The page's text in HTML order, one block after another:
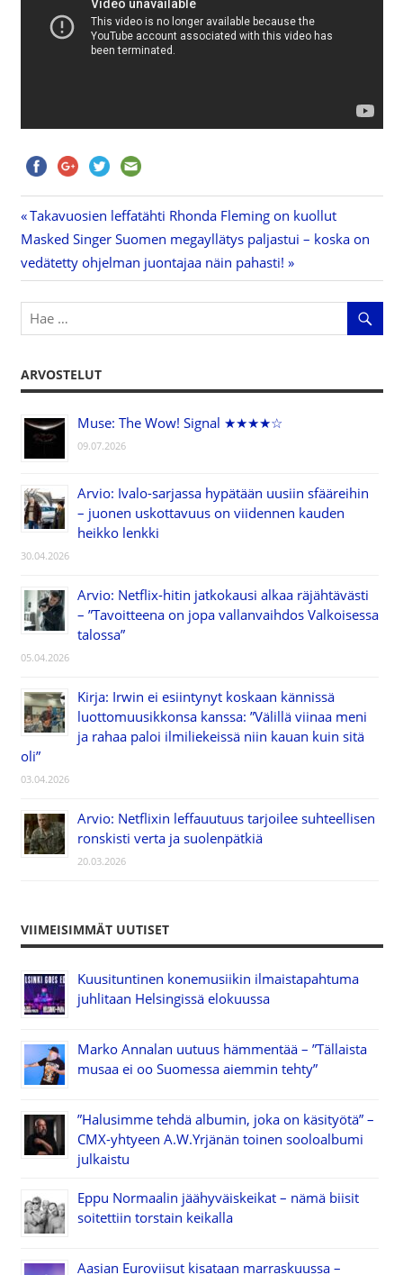
Artikkelien
selaus
Previous
Post:
Takavuosien leffatähti Rhonda Fleming on kuollut
Next
Post:
Masked Singer Suomen megayllätys paljastui – koska on
vedätetty ohjelman juontajaa näin pahasti!
ARVOSTELUT
Muse: The Wow! Signal ★★★★☆
09.07.2026
Arvio: Ivalo-sarjassa hypätään uusiin sfääreihin
– juonen uskottavuus on viidennen kauden
heikko lenkki
30.04.2026
Arvio: Netflix-hitin jatkokausi alkaa räjähtävästi
– ”Tavoitteena on jopa vallanvaihdos Valkoisessa
talossa”
05.04.2026
Kirja: Irwin ei esiintynyt koskaan kännissä
luottomuusikkonsa kanssa: ”Välillä viinaa meni
ja rahaa paloi ilmiliekeissä niin kauan kuin sitä
oli”
03.04.2026
Arvio: Netflixin leffauutuus tarjoilee suhteellisen
ronskisti verta ja suolenpätkiä
20.03.2026
VIIMEISIMMÄT UUTISET
Kuusituntinen konemusiikin ilmaistapahtuma
juhlitaan Helsingissä elokuussa
Marko Annalan uutuus hämmentää – ”Tällaista
musaa ei oo Suomessa aiemmin tehty”
”Halusimme tehdä albumin, joka on käsityötä” –
CMX-yhtyeen A.W.Yrjänän toinen sooloalbumi
julkaistu
Eppu Normaalin jäähyväiskeikat – nämä biisit
soitettiin torstain keikalla
Aasian Euroviisut kisataan marraskuussa –